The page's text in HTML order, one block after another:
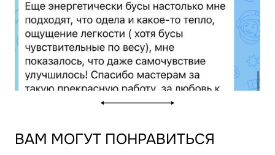
ВАМ МОГУТ ПОНРАВИТЬСЯ